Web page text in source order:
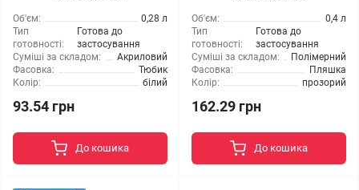
Об'єм:
0,28 л
Тип
готовності:
Готова до
застосування
Суміші за складом:
Акриловий
Фасовка:
Тюбик
Колір:
білий
93.54 грн
До кошика
Об'єм:
0,4 л
Тип
готовності:
Готова до
застосування
Суміші за складом:
Полімерний
Фасовка:
Пляшка
Колір:
прозорий
162.29 грн
До кошика